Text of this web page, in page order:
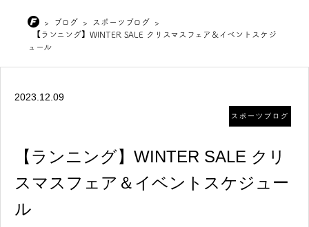
> ブログ > スポーツブログ
>
【ランニング】WINTER SALE クリスマスフェア＆イベントスケジ
ュール
2023.12.09
スポーツブログ
【ランニング】WINTER SALE クリ
スマスフェア＆イベントスケジュー
ル